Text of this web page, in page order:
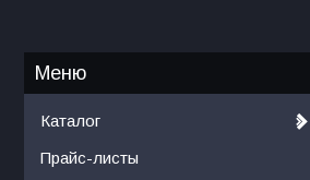
Каталог
Прайс-листы